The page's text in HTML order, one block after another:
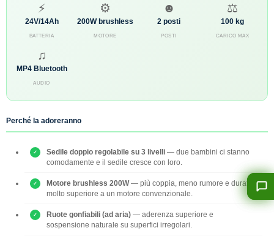
⚡
24V/14Ah
BATTERIA
⚙
200W brushless
MOTORE
☻
2 posti
POSTI
⚖
100 kg
CARICO MAX
♫
MP4 Bluetooth
AUDIO
Perché la adoreranno
Sedile doppio regolabile su 3 livelli — due bambini ci stanno
comodamente e il sedile cresce con loro.
Motore brushless 200W— più coppia, meno rumore e durata
molto superiore a un motore convenzionale.
Ruote gonfiabili (ad aria) — aderenza superiore e
sospensione naturale su superfici irregolari.